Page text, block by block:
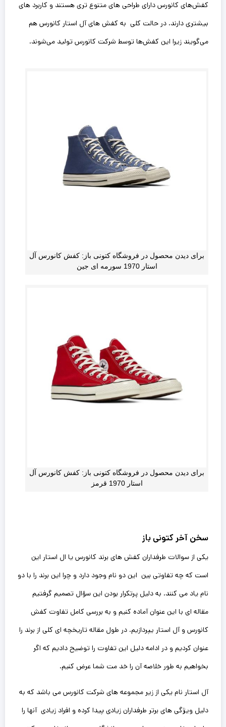
کفش‌های کانورس دارای طراحی ‌های متنوع ‌تری هستند و کاربرد های
بیشتری دارند. در حالت کلی به کفش ‌های آل استار کانورس هم
می‌گویند زیرا این کفش‌ها توسط شرکت کانورس تولید می‌شوند.
برای دیدن محصول در فروشگاه کتونی باز: کفش کانورس آل
استار 1970 سورمه ای جین
برای دیدن محصول در فروشگاه کتونی باز: کفش کانورس آل
استار 1970 قرمز
سخن آخر کتونی باز
یکی از سوالات طرفداران کفش های برند کانورس یا ال استار این
است که چه تفاوتی بین این دو نام وجود دارد و چرا این برند را با دو
نام یاد می کنند. به دلیل پرتکرار بودن این سؤال تصمیم گرفتیم
مقاله ای با این عنوان آماده کنیم و به بررسی کامل تفاوت کفش
کانورس و آل استار یپردازیم. در طول مقاله تاریخچه ای کلی از برند را
عنوان کردیم و در ادامه دلیل این تفاوت را توضیح دادیم که اگر
بخواهیم به طور خلاصه آن را خد مت شما عرض کنیم.
آل استار نام یکی از زیر مجموعه های شرکت کانورس می باشد که به
دلیل ویژگی های برتر طرفداران زیادی پیدا کرده و افراد زیادی آنها را